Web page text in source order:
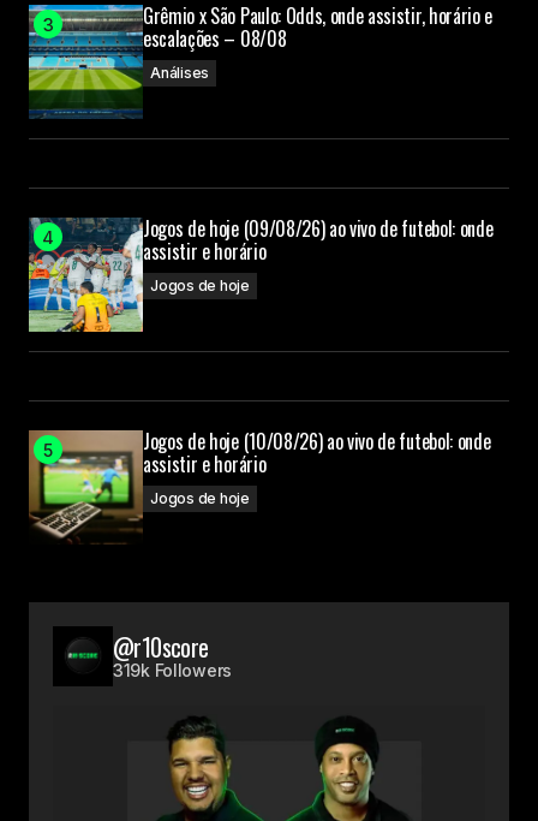
Grêmio x São Paulo: Odds, onde assistir, horário e
escalações – 08/08
Análises
Jogos de hoje (09/08/26) ao vivo de futebol: onde
assistir e horário
Jogos de hoje
Jogos de hoje (10/08/26) ao vivo de futebol: onde
assistir e horário
Jogos de hoje
@r10score
319k Followers